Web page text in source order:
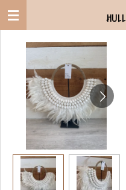
Zum
springen
ꎧ꒤꒒꒒